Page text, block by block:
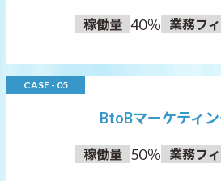
稼働量 40％ 業務フ
CASE - 05
BtoBマーケティ
稼働量 50％ 業務フ